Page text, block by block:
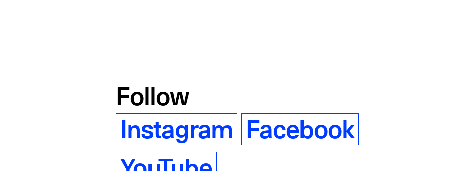
Follow
Instagram Facebook